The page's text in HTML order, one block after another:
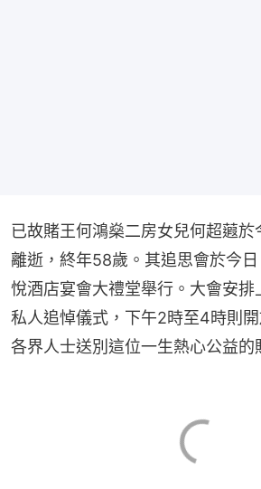
已故賭王何鴻燊二房女兒何超蕸
離逝，終年58歲。其追思會於今
悅酒店宴會大禮堂舉行。大會安排
私人追悼儀式，下午2時至4時則
各界人士送別這位一生熱心公益的